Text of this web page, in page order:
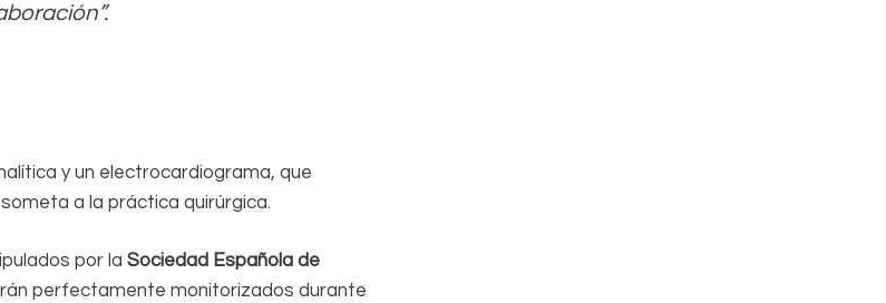
y un electrocardiograma, que
a la práctica quirúrgica.
por la Sociedad Española de
perfectamente monitorizados durante